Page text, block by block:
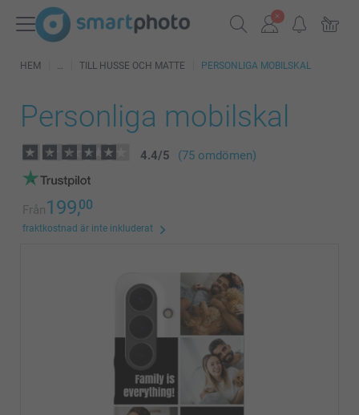
HEM TILL HUSSE OCH MATTE PERSONLIGA MOBILSKAL
Personliga mobilskal
4.4/5 (75 omdömen)
Från199,00
fraktkostnad är inte inkluderat